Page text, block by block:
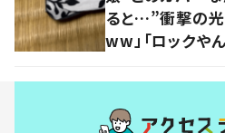
ると…”衝撃の光
ww」「ロックや